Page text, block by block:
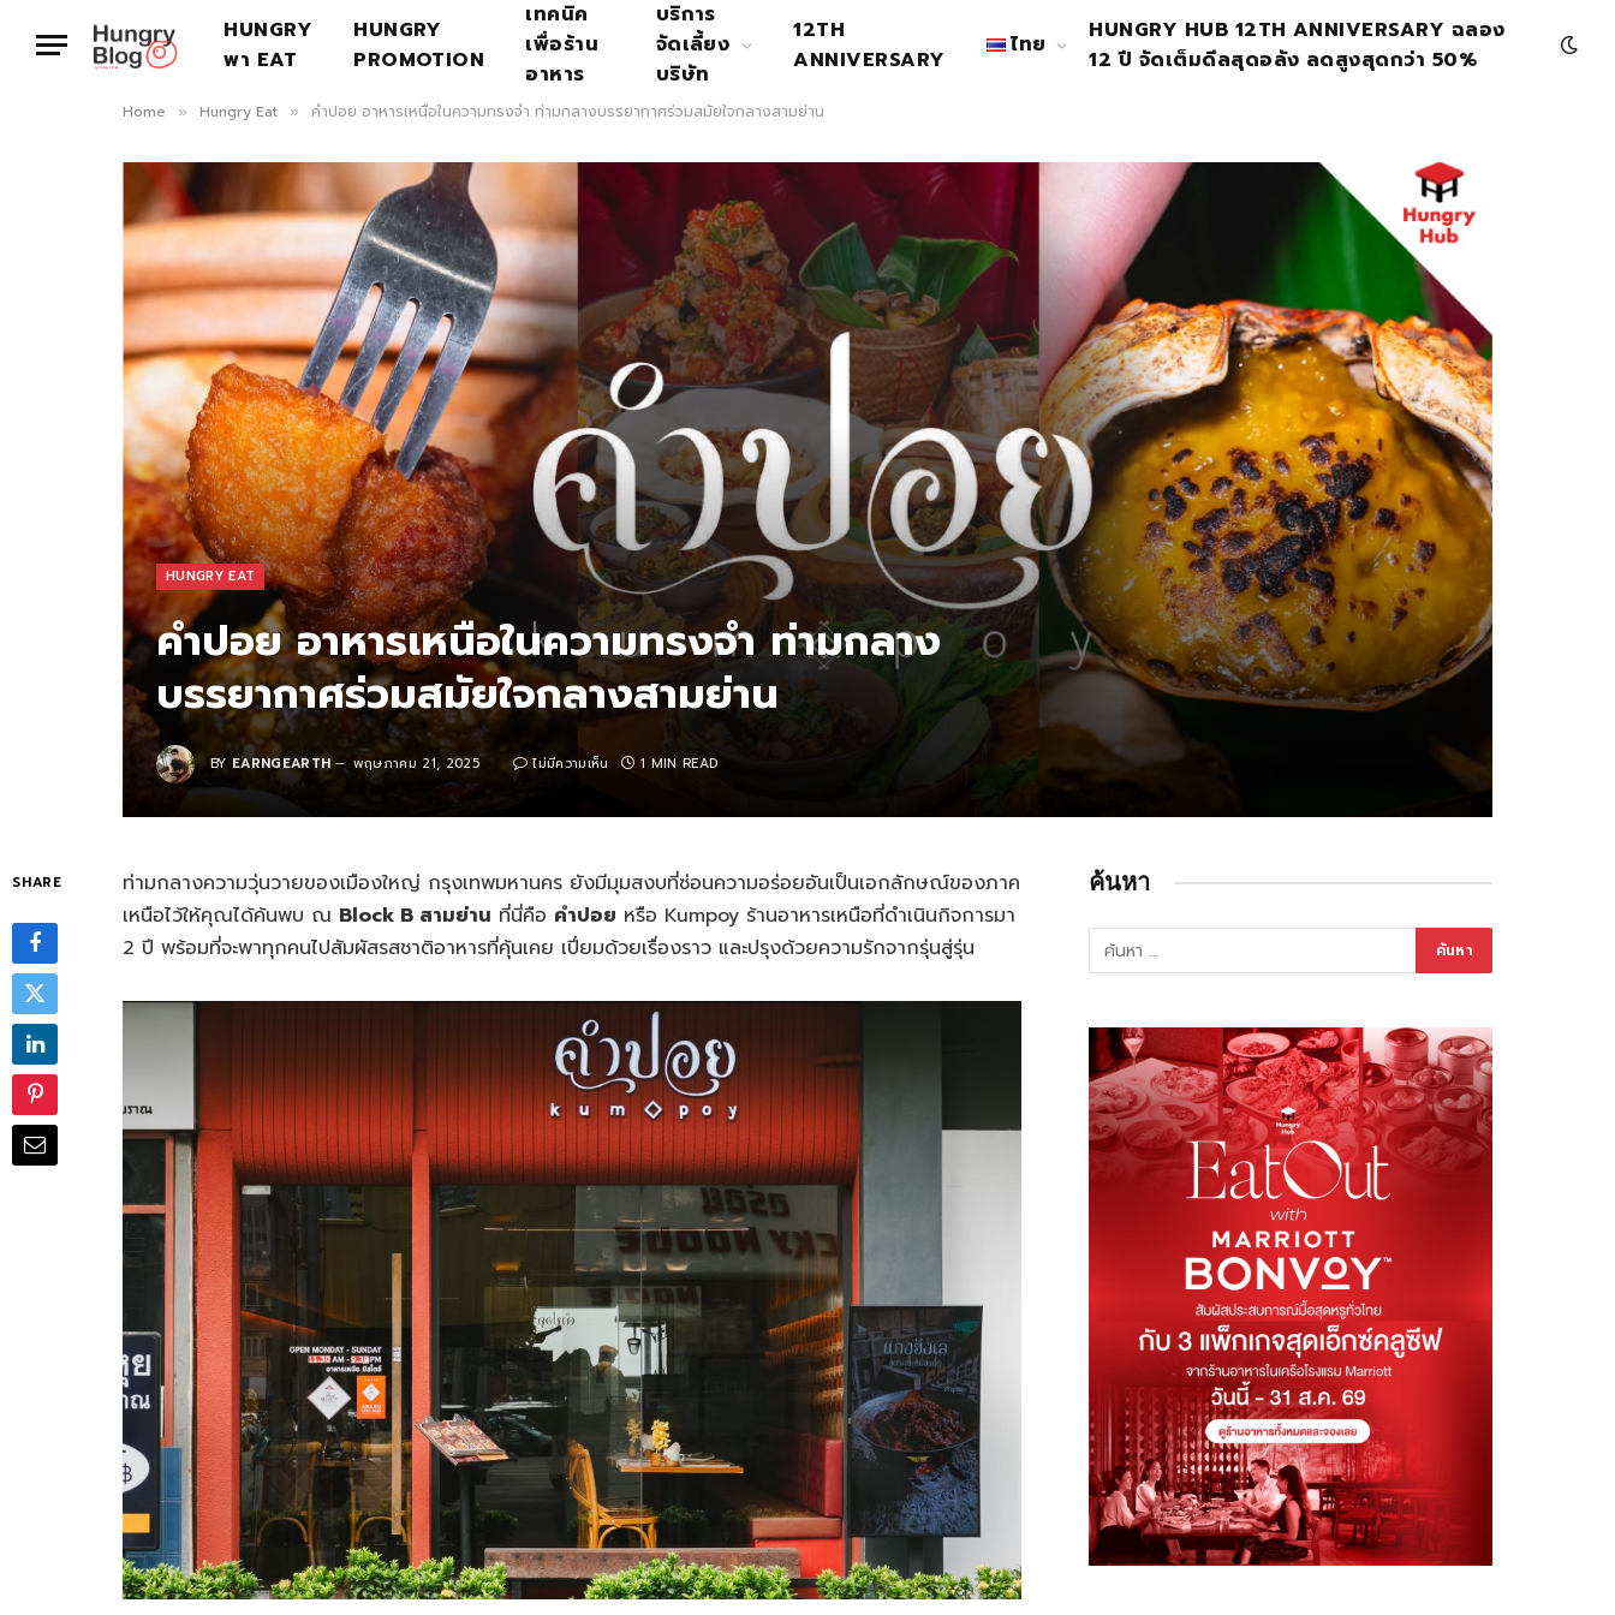
HUNGRY
พา EAT
HUNGRY
PROMOTION
เทคนิค
เพื่อร้าน
อาหาร
บริการ
จัดเลี้ยง
บริษัท
12TH
ANNIVERSARY
ไทย
HUNGRY HUB 12TH ANNIVERSARY ฉลอง
12 ปี จัดเต็มดีลสุดอลัง ลดสูงสุดกว่า 50%
Home » Hungry Eat » คำปอย อาหารเหนือในความทรงจำ ท่ามกลางบรรยากาศร่วมสมัยใจกลางสามย่าน
HUNGRY EAT
คำปอย อาหารเหนือในความทรงจำ ท่ามกลาง
บรรยากาศร่วมสมัยใจกลางสามย่าน
BY EARNGEARTH พฤษภาคม 21, 2025 ไม่มีความเห็น 1 MIN READ
SHARE
ท่ามกลางความวุ่นวายของเมืองใหญ่ กรุงเทพมหานคร ยังมีมุมสงบที่ซ่อนความอร่อยอันเป็นเอกลักษณ์ของภาค
เหนือไว้ให้คุณได้ค้นพบ ณ Block B สามย่าน ที่นี่คือ คำปอย หรือ Kumpoy ร้านอาหารเหนือที่ดำเนินกิจการมา
2 ปี พร้อมที่จะพาทุกคนไปสัมผัสรสชาติอาหารที่คุ้นเคย เปี่ยมด้วยเรื่องราว และปรุงด้วยความรักจากรุ่นสู่รุ่น
ค้นหา